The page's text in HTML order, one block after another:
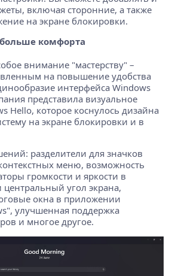
включая сторонние, а также
на экране блокировки.
комфорта
внимание "мастерству" –
на повышение удобства
интерфейса Windows
представила визуальное
Hello, которое коснулось дизайна
на экране блокировки и в
разделители для значков
меню, возможность
громкости и яркости в
угол экрана,
окна в приложении
улучшенная поддержка
и многое другое.